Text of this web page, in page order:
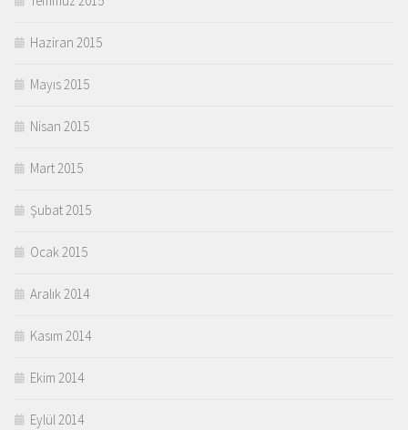
Haziran 2015
Mayıs 2015
Nisan 2015
Mart 2015
Şubat 2015
Ocak 2015
Aralık 2014
Kasım 2014
Ekim 2014
Eylül 2014